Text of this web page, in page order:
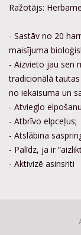
Ražotājs:
- Sastāv no 20
maisījuma
- Aizvieto jau sen
tradicionālā
no iekaisuma un
- Atvieglo
- Atbrīvo elpceļus;
- Atslābina
- Palīdz, ja ir
- Aktivizē asinsriti